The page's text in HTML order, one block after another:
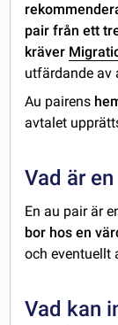
pair från ett
kräver
utfärdande av
Au pairens
avtalet
Vad är
En au pair är
bor hos en
och eventuellt
Vad kan